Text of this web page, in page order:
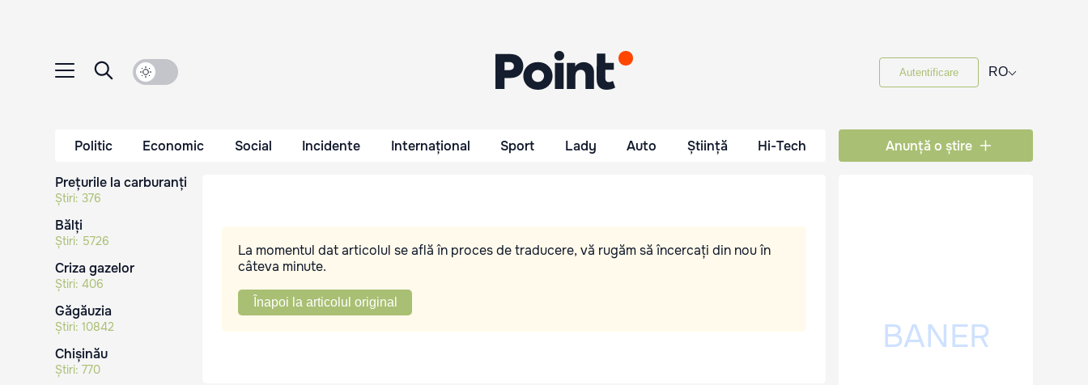
Autentificare RO⌵
Politic Economic Social Incidente Internațional Sport Lady Auto Știință Hi-Tech Anunță o știre
Prețurile la carburanți
Știri: 376
Bălți
Știri: 5726
Criza gazelor
Știri: 406
Găgăuzia
Știri: 10842
Chișinău
Știri: 770
La momentul dat articolul se află în proces de traducere, vă rugăm să încercați din nou în
câteva minute.
Înapoi la articolul original